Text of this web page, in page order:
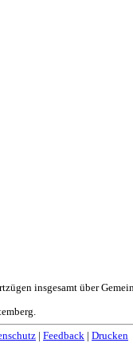
insgesamt über
Feedback Drucken